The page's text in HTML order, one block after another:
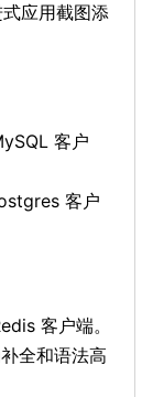
应用截图添
客户
客户
客户端。
全和语法高